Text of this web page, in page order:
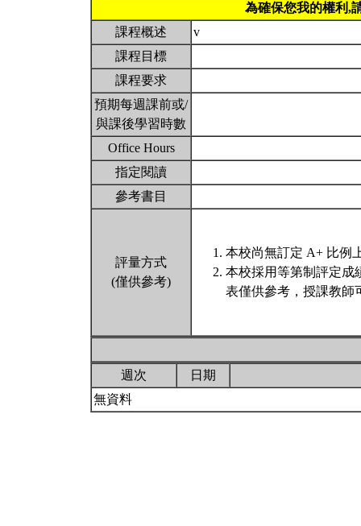
為確保您我的權利,
課程概述
v
課程目標
課程要求
預期每週課前或/
與課後學習時數
Office Hours
指定閱讀
參考書目
評量方式
(僅供參考)
本校尚無訂定 A+ 比例
本校採用等第制評定成
表僅供參考，授課教師
週次
日期
無資料